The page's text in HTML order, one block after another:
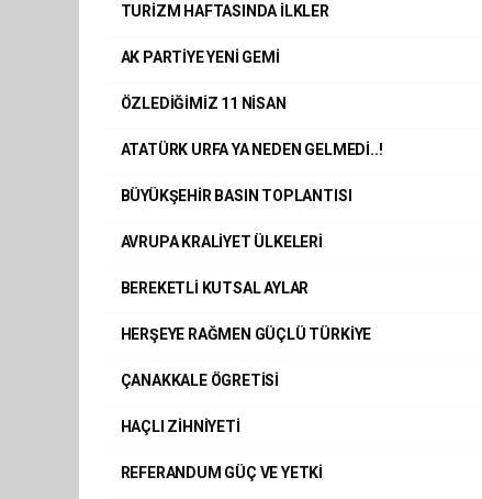
TURİZM HAFTASINDA İLKLER
AK PARTİYE YENİ GEMİ
ÖZLEDİĞİMİZ 11 NİSAN
ATATÜRK URFA YA NEDEN GELMEDİ..!
BÜYÜKŞEHİR BASIN TOPLANTISI
AVRUPA KRALİYET ÜLKELERİ
BEREKETLİ KUTSAL AYLAR
HERŞEYE RAĞMEN GÜÇLÜ TÜRKİYE
ÇANAKKALE ÖGRETİSİ
HAÇLI ZİHNİYETİ
REFERANDUM GÜÇ VE YETKİ